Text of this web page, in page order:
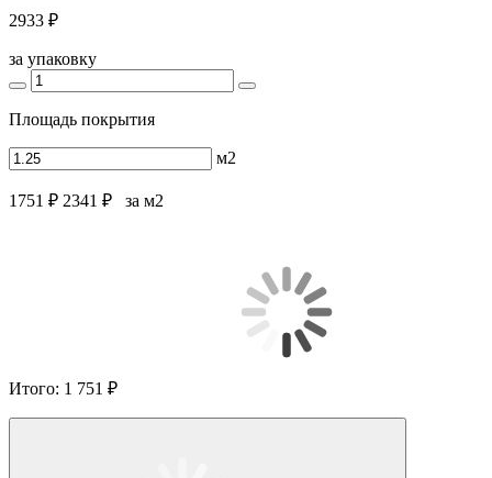
2933 ₽
за упаковку
Площадь покрытия
м2
1751 ₽ 2341 ₽ за м2
Итого: 1 751 ₽